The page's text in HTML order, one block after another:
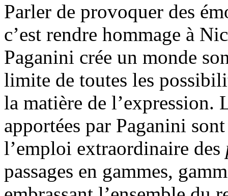
Parler de provoquer des
c’est rendre hommage à
Paganini crée un monde
limite de toutes les
la matière de l’expression.
apportées par Paganini
l’emploi extraordinaire des
passages en gammes,